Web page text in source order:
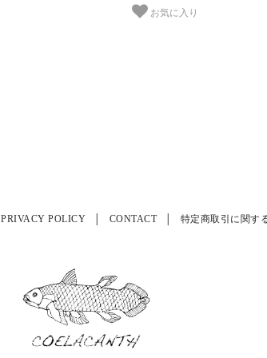
お気に入り
PRIVACY POLICY CONTACT 特定商取引に関す